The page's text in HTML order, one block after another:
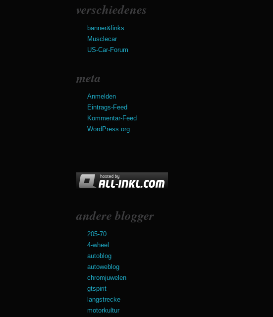
verschiedenes
banner&links
Musclecar
US-Car-Forum
meta
Anmelden
Eintrags-Feed
Kommentar-Feed
WordPress.org
andere blogger
205-70
4-wheel
autoblog
autoweblog
chromjuwelen
gtspirit
langstrecke
motorkultur